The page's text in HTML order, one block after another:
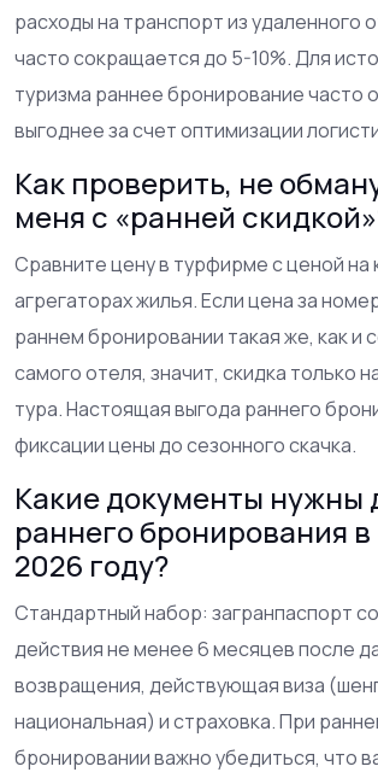
расходы на транспорт из удаленного
часто сокращается до 5-10%. Для
туризма раннее бронирование часто
выгоднее за счет оптимизации
Как проверить, не
меня с «ранней
Сравните цену в турфирме с ценой на
агрегаторах жилья. Если цена за
раннем бронировании такая же, как и
самого отеля, значит, скидка только
тура. Настоящая выгода раннего
фиксации цены до сезонного скачка.
Какие документы нужны
раннего бронирования в
2026 году?
Стандартный набор: загранпаспорт
действия не менее 6 месяцев после
возвращения, действующая виза
национальная) и страховка. При
бронировании важно убедиться, что